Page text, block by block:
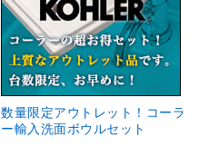
数量限定アウトレット！コーラ
ー輸入洗面ボウルセット